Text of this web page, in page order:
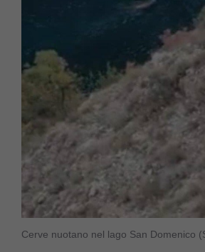
Cerve nuotano nel lago San Domenico